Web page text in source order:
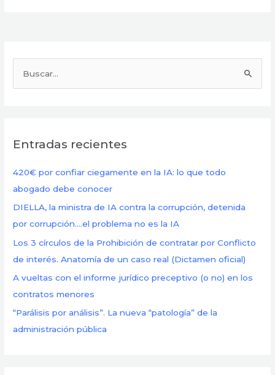
a
p
o
r
:
Entradas recientes
420€ por confiar ciegamente en la IA: lo que todo
abogado debe conocer
DIELLA, la ministra de IA contra la corrupción, detenida
por corrupción….el problema no es la IA
Los 3 círculos de la Prohibición de contratar por Conflicto
de interés. Anatomía de un caso real (Dictamen oficial)
A vueltas con el informe jurídico preceptivo (o no) en los
contratos menores
“Parálisis por análisis”. La nueva “patología” de la
administración pública